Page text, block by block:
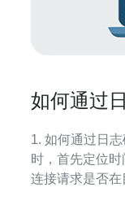
如何通过
1. 如何通过日
时，首先定位
连接请求是否